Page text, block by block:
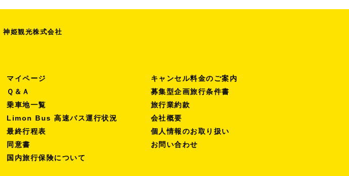
神姫観光株式会社
マイページ
Ｑ＆Ａ
乗車地一覧
Limon Bus 高速バス運行状況
最終行程表
同意書
国内旅行保険について
キャンセル料金のご案内
募集型企画旅行条件書
旅行業約款
会社概要
個人情報のお取り扱い
お問い合わせ